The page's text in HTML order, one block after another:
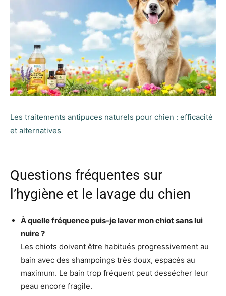
Les traitements antipuces naturels pour chien : efficacité
et alternatives
Questions fréquentes sur
l’hygiène et le lavage du chien
À quelle fréquence puis-je laver mon chiot sans lui
nuire ?
Les chiots doivent être habitués progressivement au
bain avec des shampoings très doux, espacés au
maximum. Le bain trop fréquent peut dessécher leur
peau encore fragile.